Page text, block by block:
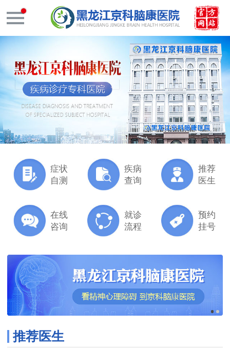
症状
自测
疾病
查询
推荐
医生
在线
咨询
就诊
流程
预约
挂号
推荐医生